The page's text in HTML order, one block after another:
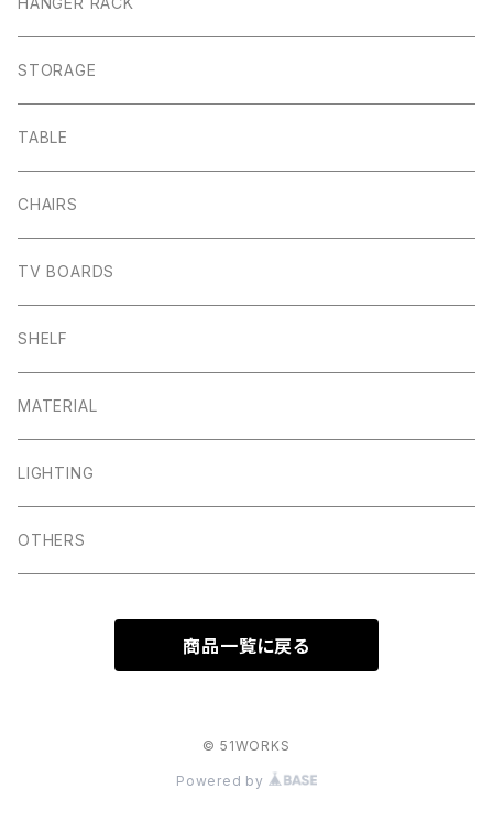
STORAGE
TABLE
CHAIRS
TV BOARDS
SHELF
MATERIAL
LIGHTING
OTHERS
商品一覧に戻る
© 51WORKS
Powered by